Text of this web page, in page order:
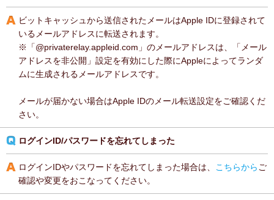
ビットキャッシュから送信されたメールはApple IDに登録されて
いるメールアドレスに転送されます。
※「@privaterelay.appleid.com」のメールアドレスは、「メール
アドレスを非公開」設定を有効にした際にAppleによってランダ
ムに生成されるメールアドレスです。
メールが届かない場合はApple IDのメール転送設定をご確認くだ
さい。
ログインID/パスワードを忘れてしまった
ログインIDやパスワードを忘れてしまった場合は、 こちらから ご
確認や変更をおこなってください。